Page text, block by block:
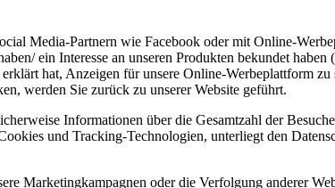
Media-Partnern wie Facebook oder mit Online-
ein Interesse an unseren Produkten bekundet
hat, Anzeigen für unsere Online-Werbeplattform
werden Sie zurück zu unserer Website geführt.
Informationen über die Gesamtzahl der
und Tracking-Technologien, unterliegt den
Marketingkampagnen oder die Verfolgung anderer